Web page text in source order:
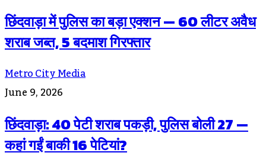
छिंदवाड़ा में पुलिस का बड़ा एक्शन — 60 लीटर अवैध
शराब जब्त, 5 बदमाश गिरफ्तार
Metro City Media
June 9, 2026
छिंदवाड़ा: 40 पेटी शराब पकड़ी, पुलिस बोली 27 —
कहां गईं बाकी 16 पेटियां?